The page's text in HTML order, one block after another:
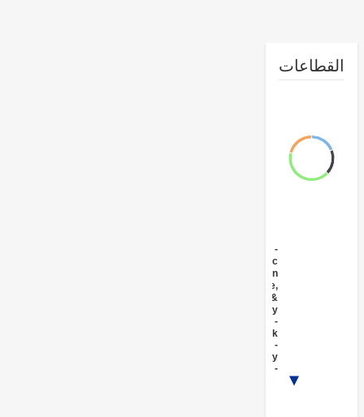
Administration
- Agriculture,
Fishing &
Livestock
Agricultural